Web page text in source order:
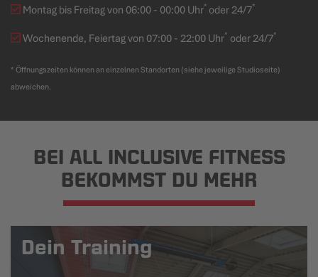
Montag bis Freitag von 06:00 - 00:00 Uhr* oder 24/7*
Wochenende, Feiertag von 07:00 - 22:00 Uhr* oder 24/7*
* Öffnungszeiten können an einzelnen Standorten (siehe jeweilige Studioseite)
abweichen.
BEI ALL INCLUSIVE FITNESS
BEKOMMST DU MEHR
Dein Training